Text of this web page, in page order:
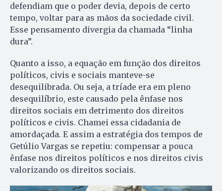
defendiam que o poder devia, depois de certo
tempo, voltar para as mãos da sociedade civil.
Esse pensamento divergia da chamada “linha
dura”.
Quanto a isso, a equação em função dos direitos
políticos, civis e sociais manteve-se
desequilibrada. Ou seja, a tríade era em pleno
desequilíbrio, este causado pela ênfase nos
direitos sociais em detrimento dos direitos
políticos e civis. Chamei essa cidadania de
amordaçada. E assim a estratégia dos tempos de
Getúlio Vargas se repetiu: compensar a pouca
ênfase nos direitos políticos e nos direitos civis
valorizando os direitos sociais.